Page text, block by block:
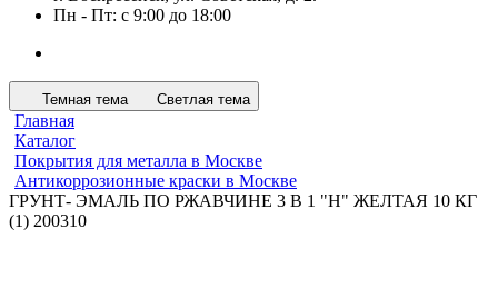
Пн - Пт: с 9:00 до 18:00
Темная тема Светлая тема
Главная
Каталог
Покрытия для металла в Москве
Антикоррозионные краски в Москве
ГРУНТ- ЭМАЛЬ ПО РЖАВЧИНЕ 3 В 1 "H" ЖЕЛТАЯ 10 КГ
(1) 200310